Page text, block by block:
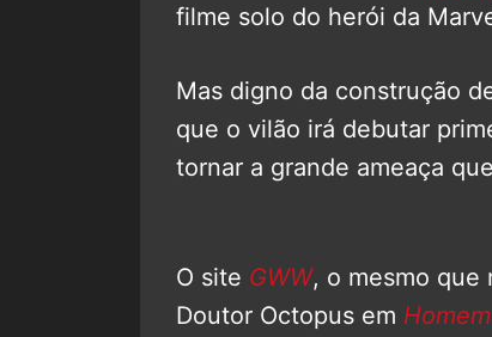
filme solo do herói da
Mas digno da construção
que o vilão irá debutar
tornar a grande ameaça
O site GWW, o mesmo que
Doutor Octopus em